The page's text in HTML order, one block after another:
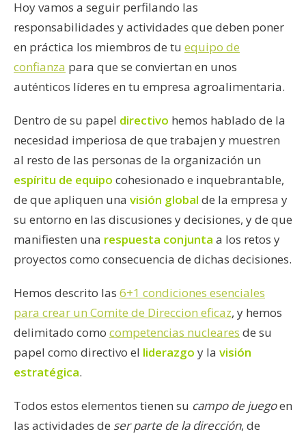
Hoy vamos a seguir perfilando las
responsabilidades y actividades que deben poner
en práctica los miembros de tu equipo de
confianza para que se conviertan en unos
auténticos líderes en tu empresa agroalimentaria.
Dentro de su papel directivo hemos hablado de la
necesidad imperiosa de que trabajen y muestren
al resto de las personas de la organización un
espíritu de equipo cohesionado e inquebrantable,
de que apliquen una visión global de la empresa y
su entorno en las discusiones y decisiones, y de que
manifiesten una respuesta conjunta a los retos y
proyectos como consecuencia de dichas decisiones.
Hemos descrito las 6+1 condiciones esenciales
para crear un Comite de Direccion eficaz, y hemos
delimitado como competencias nucleares de su
papel como directivo el liderazgo y la visión
estratégica.
Todos estos elementos tienen su campo de juegoen
las actividades de ser parte de la dirección, de